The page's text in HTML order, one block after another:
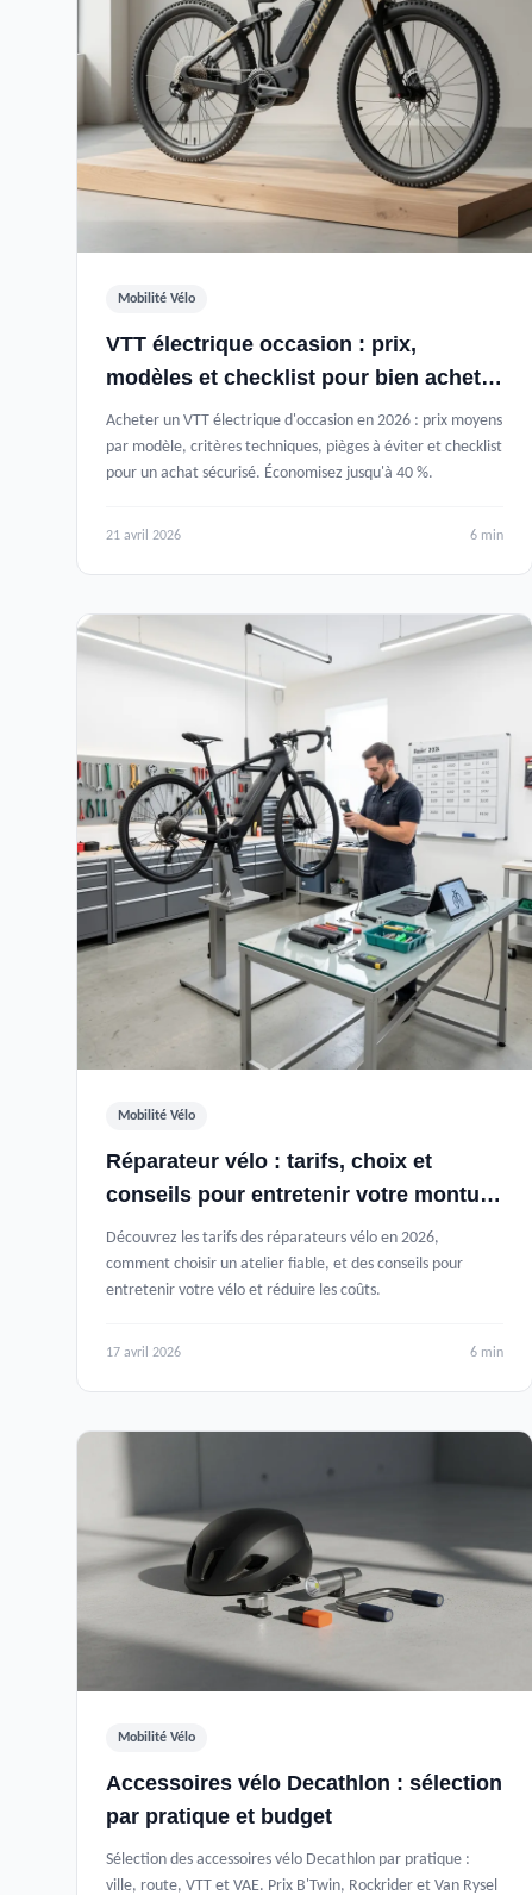
Mobilité Vélo
VTT électrique occasion : prix,
modèles et checklist pour bien acheter
(2026)
Acheter un VTT électrique d'occasion en 2026 : prix moyens
par modèle, critères techniques, pièges à éviter et checklist
pour un achat sécurisé. Économisez jusqu'à 40 %.
21 avril 2026 6 min
Mobilité Vélo
Réparateur vélo : tarifs, choix et
conseils pour entretenir votre monture
en 2026
Découvrez les tarifs des réparateurs vélo en 2026,
comment choisir un atelier fiable, et des conseils pour
entretenir votre vélo et réduire les coûts.
17 avril 2026 6 min
Mobilité Vélo
Accessoires vélo Decathlon : sélection
par pratique et budget
Sélection des accessoires vélo Decathlon par pratique :
ville, route, VTT et VAE. Prix B'Twin, Rockrider et Van Rysel